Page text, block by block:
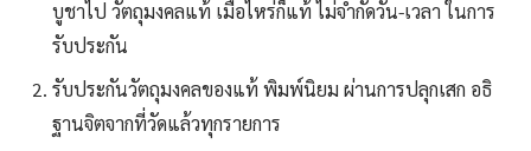
บูชาไป วัตถุมงคลแท้ เมื่อไหร่ก็แท้ ไม่จำกัดวัน-เวลา ในการ
รับประกัน
รับประกันวัตถุมงคลของแท้ พิมพ์นิยม ผ่านการปลุกเสก อธิ
ฐานจิตจากที่วัดแล้วทุกรายการ